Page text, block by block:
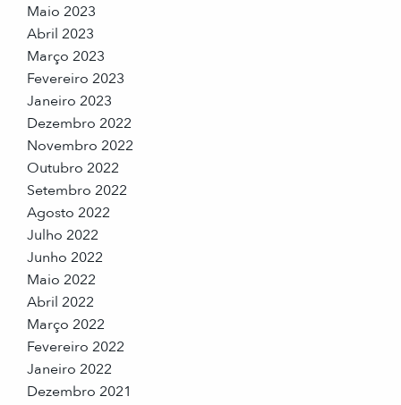
Maio 2023
Abril 2023
Março 2023
Fevereiro 2023
Janeiro 2023
Dezembro 2022
Novembro 2022
Outubro 2022
Setembro 2022
Agosto 2022
Julho 2022
Junho 2022
Maio 2022
Abril 2022
Março 2022
Fevereiro 2022
Janeiro 2022
Dezembro 2021